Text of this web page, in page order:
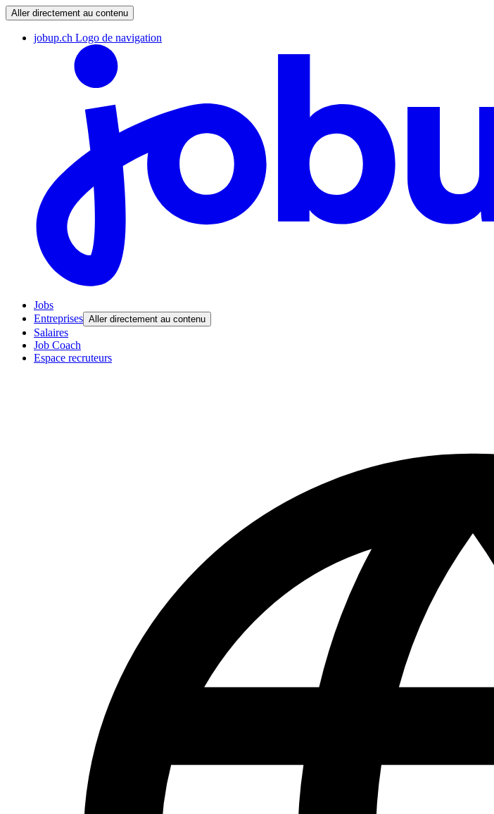
Aller directement au contenu
jobup.ch Logo de navigation
Jobs
Entreprises Aller directement au contenu
Salaires
Job Coach
Espace recruteurs